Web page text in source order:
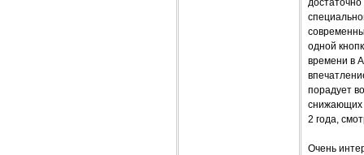
одной
времени в
порадует
снижающих
2 года,
Очень